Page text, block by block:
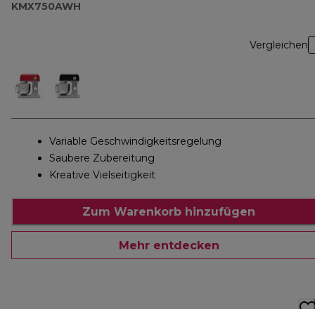
KMX750AWH
Vergleichen
Variable Geschwindigkeitsregelung
Saubere Zubereitung
Kreative Vielseitigkeit
Zum Warenkorb hinzufügen
Mehr entdecken